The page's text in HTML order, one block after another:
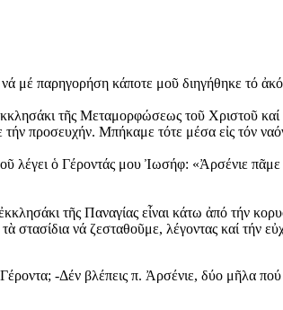
μέ παρηγορήση κάποτε μοῦ διηγήθηκε τό
τῆς Μεταμορφώσεως τοῦ Χριστοῦ καί
προσευχήν. Μπήκαμε τότε μέσα εἰς τόν
λέγει ὁ Γέροντάς μου Ἰωσήφ: «Ἀρσένιε
τῆς Παναγίας εἶναι κάτω ἀπό τήν
νά ζεσταθοῦμε, λέγοντας καί τήν
-Δέν βλέπεις π. Ἀρσένιε, δύο μῆλα